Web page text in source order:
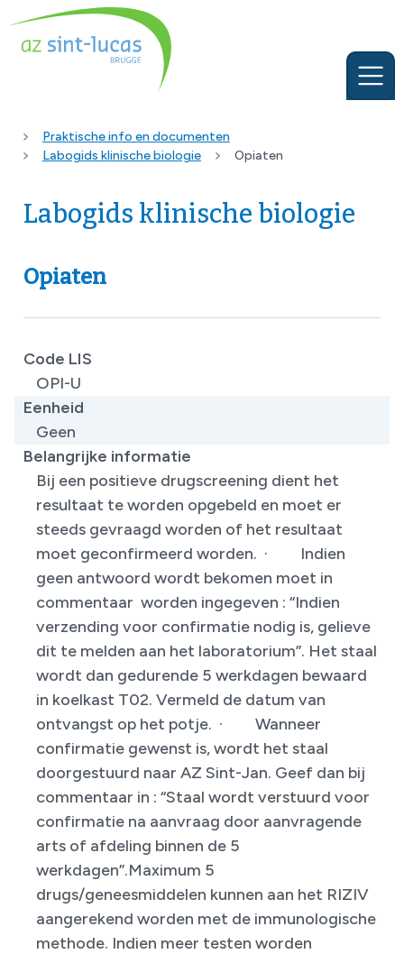
Praktische info en documenten
Labogids klinische biologie
Opiaten
Labogids klinische biologie
Opiaten
Code LIS
OPI-U
Eenheid
Geen
Belangrijke informatie
Bij een positieve drugscreening dient het
resultaat te worden opgebeld en moet er
steeds gevraagd worden of het resultaat
moet geconfirmeerd worden. · Indien
geen antwoord wordt bekomen moet in
commentaar worden ingegeven : “Indien
verzending voor confirmatie nodig is, gelieve
dit te melden aan het laboratorium”. Het staal
wordt dan gedurende 5 werkdagen bewaard
in koelkast T02. Vermeld de datum van
ontvangst op het potje. · Wanneer
confirmatie gewenst is, wordt het staal
doorgestuurd naar AZ Sint-Jan. Geef dan bij
commentaar in : “Staal wordt verstuurd voor
confirmatie na aanvraag door aanvragende
arts of afdeling binnen de 5
werkdagen”.Maximum 5
drugs/geneesmiddelen kunnen aan het RIZIV
aangerekend worden met de immunologische
methode. Indien meer testen worden